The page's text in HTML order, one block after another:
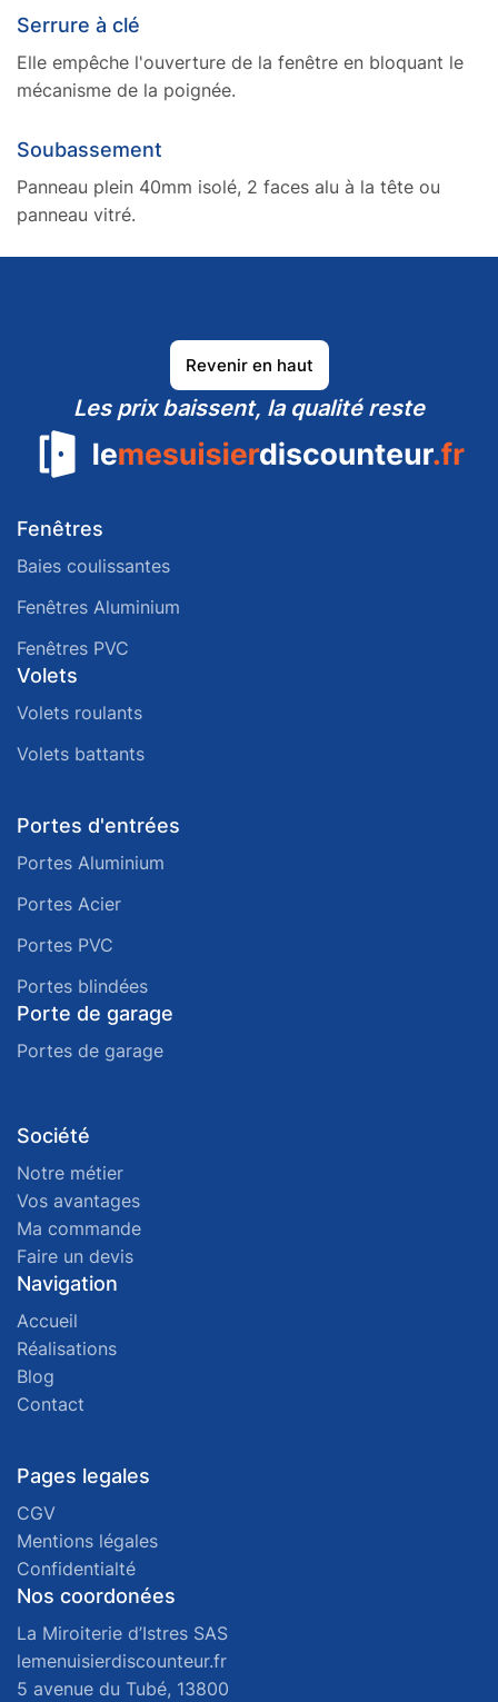
Serrure à clé
Elle empêche l'ouverture de la fenêtre en bloquant le
mécanisme de la poignée.
Soubassement
Panneau plein 40mm isolé, 2 faces alu à la tête ou
panneau vitré.
Revenir en haut
Les prix baissent, la qualité reste
Fenêtres
Baies coulissantes
Fenêtres Aluminium
Fenêtres PVC
Volets
Volets roulants
Volets battants
Portes d'entrées
Portes Aluminium
Portes Acier
Portes PVC
Portes blindées
Porte de garage
Portes de garage
Société
Notre métier
Vos avantages
Ma commande
Faire un devis
Navigation
Accueil
Réalisations
Blog
Contact
Pages legales
CGV
Mentions légales
Confidentialté
Nos coordonées
La Miroiterie d’Istres SAS
lemenuisierdiscounteur.fr
5 avenue du Tubé, 13800